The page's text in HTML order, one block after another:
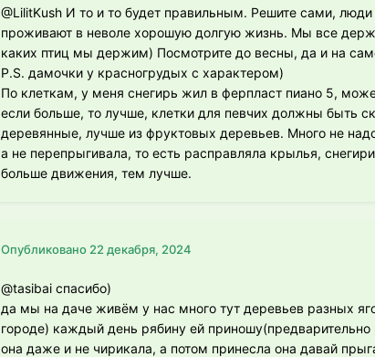
@LilitKush И то и то будет правильным. Решите сами,
проживают в неволе хорошую долгую жизнь. Мы все
каких птиц мы держим) Посмотрите до весны, да и на
P.S. дамочки у красногрудых с характером)
По клеткам, у меня снегирь жил в ферпласт пиано 5,
если больше, то лучше, клетки для певчих должны быть
деревянные, лучше из фруктовых деревьев. Много не
а не перепрыгивала, то есть расправляла крылья,
больше движения, тем лучше.
Опубликовано 22 декабря, 2024
@tasibai спасибо)
да мы на даче живём у нас много тут деревьев разных
городе) каждый день рябину ей
она даже и не чирикала, а потом принесла она давай